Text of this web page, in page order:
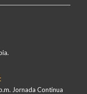
Jornada Continua